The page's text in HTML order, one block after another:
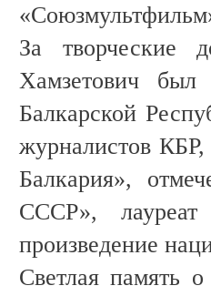
За творческие
Хамзетович был
Балкарской
журналистов
Балкария»,
СССР», лауреат
произведение
Светлая память